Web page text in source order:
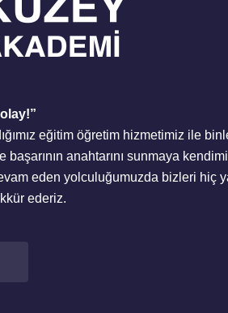
eğitim öğretim hizmetimiz ile
başarının anahtarını sunmaya
eden yolculuğumuzda bizleri hiç
ederiz.